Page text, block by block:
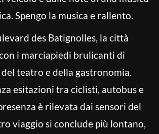
Spengo la musica e rallento.
des Batignolles, la città
i marciapiedi brulicanti di
teatro e della gastronomia.
esitazioni tra ciclisti, autobus e
è rilevata dai sensori del
viaggio si conclude più lontano,